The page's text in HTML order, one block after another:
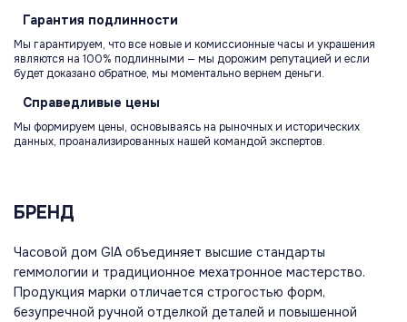
Гарантия подлинности
Мы гарантируем, что все новые и комиссионные часы и украшения
являются на 100% подлинными — мы дорожим репутацией и если
будет доказано обратное, мы моментально вернем деньги.
Справедливые цены
Мы формируем цены, основываясь на рыночных и исторических
данных, проанализированных нашей командой экспертов.
БРЕНД
Часовой дом GIA объединяет высшие стандарты
геммологии и традиционное мехатронное мастерство.
Продукция марки отличается строгостью форм,
безупречной ручной отделкой деталей и повышенной